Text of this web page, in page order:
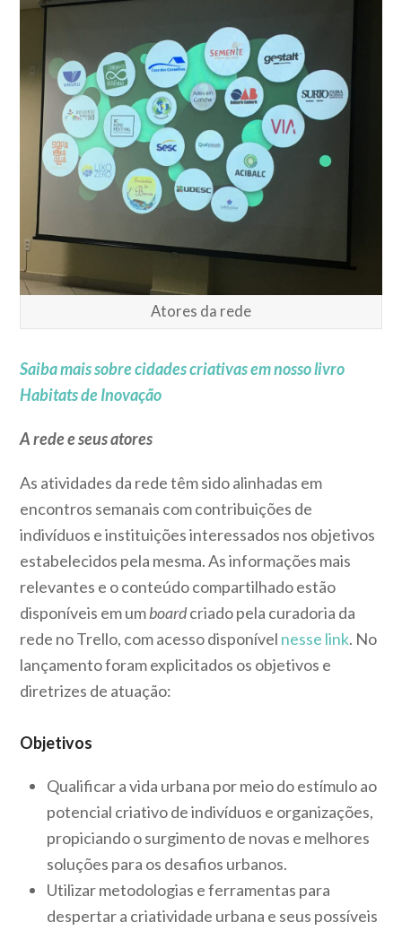
Atores da rede
Saiba mais sobre cidades criativas em nosso livro
Habitats de Inovação
A rede e seus atores
As atividades da rede têm sido alinhadas em
encontros semanais com contribuições de
indivíduos e instituições interessados nos objetivos
estabelecidos pela mesma. As informações mais
relevantes e o conteúdo compartilhado estão
disponíveis em umboardcriado pela curadoria da
rede no Trello, com acesso disponível nesse link. No
lançamento foram explicitados os objetivos e
diretrizes de atuação:
Objetivos
Qualificar a vida urbana por meio do estímulo ao
potencial criativo de indivíduos e organizações,
propiciando o surgimento de novas e melhores
soluções para os desafios urbanos.
Utilizar metodologias e ferramentas para
despertar a criatividade urbana e seus possíveis